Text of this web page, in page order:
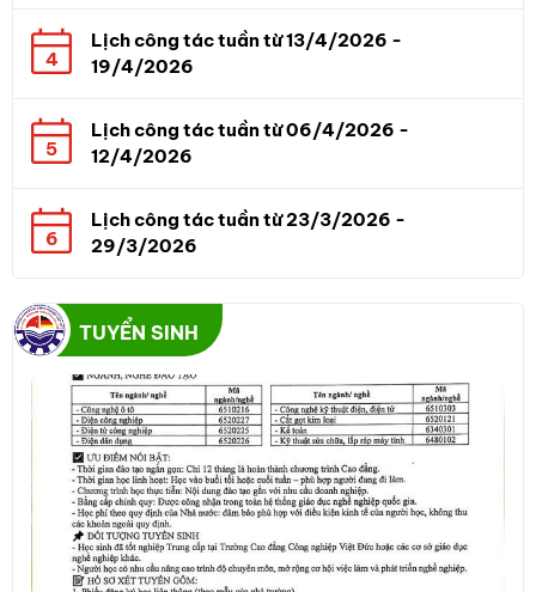
4
Lịch công tác tuần từ 13/4/2026 -
19/4/2026
5
Lịch công tác tuần từ 06/4/2026 -
12/4/2026
6
Lịch công tác tuần từ 23/3/2026 -
29/3/2026
TUYỂN SINH